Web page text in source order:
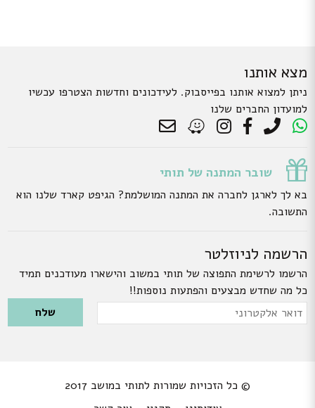
מצא אותנו
ניתן למצוא אותנו בפייסבוק. לעידכונים וחדשות הצטרפו עכשיו
למועדון החברים שלנו
שובר המתנה של תותי
בא לך לארגן לחברה את המתנה המושלמת? הגיפט קארד שלנו הוא
התשובה.
הרשמה לניוזלטר
הרשמו לרשימת התפוצה של תותי במשוב והישארו מעודכנים תמיד
כל מה שחדש מבצעים והפתעות נוספות!!
Please leave this field empty.
דואר
© כל הזכויות שמורות לתותי במושב 2017